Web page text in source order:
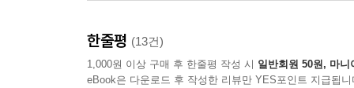
한줄평 (13건)
1,000원 이상 구매 후 한줄평 작성 시 일반회원 50원, 마니
eBook은 다운로드 후 작성한 리뷰만 YES포인트 지급됩니